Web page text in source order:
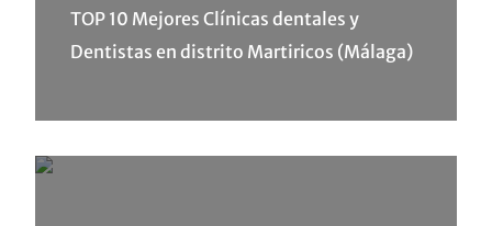
TOP 10 Mejores Clínicas dentales y
Dentistas en distrito Martiricos (Málaga)